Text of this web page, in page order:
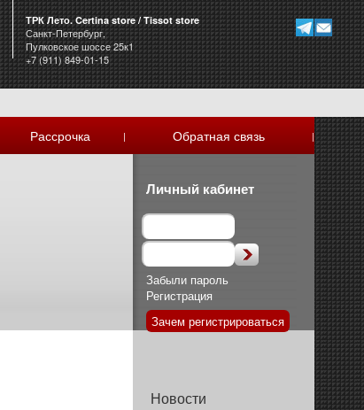
ТРК Лето. Certina store / Tissot store
Санкт-Петербург,
Пулковское шоссе 25к1
+7 (911) 849-01-15
Рассрочка | Обратная связь |
Личный кабинет
Забыли пароль
Регистрация
Зачем регистрироваться
Новости